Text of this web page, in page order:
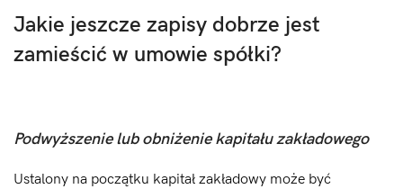
Jakie jeszcze zapisy dobrze jest
zamieścić w umowie spółki?
Podwyższenie lub obniżenie kapitału zakładowego
Ustalony na początku kapitał zakładowy może być